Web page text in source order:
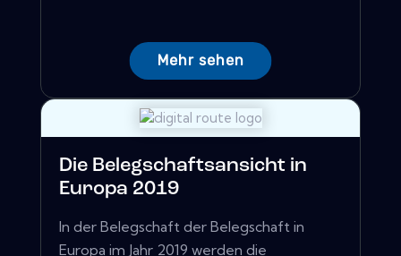
Mehr sehen
Die Belegschaftsansicht in
Europa 2019
In der Belegschaft der Belegschaft in
Europa im Jahr 2019 werden die